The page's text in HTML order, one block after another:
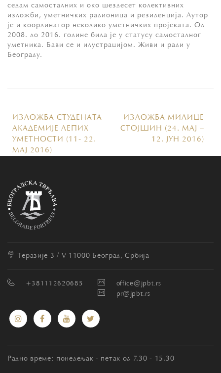
седам самосталних и око шездесет колективних
изложби, уметничких радионица и резиденција. Аутор
је и координатор неколико уметничких пројеката. Од
2008. до 2016. године била је у статусу самосталног
уметника. Бави се и илустрацијом. Живи и ради у
Београду.
ИЗЛОЖБА СТУДЕНАТА
АКАДЕМИЈЕ ЛЕПИХ
УМЕТНОСТИ (11- 22.
МAJ 2016)
ИЗЛОЖБА МИЛИЦЕ
СТОЈШИН (24. МАЈ –
12. ЈУН 2016)
Теразије 3 / V 11000 Београд, Србија
+381112620685
office@jpbt.rs
pr@jpbt.rs
Радно време: понедељак - петак од 7.30 - 15.30